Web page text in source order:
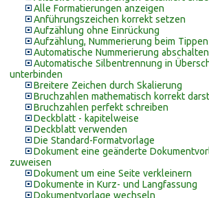
Alle Formatierungen anzeigen
Anführungszeichen korrekt setzen
Aufzählung ohne Einrückung
Aufzählung, Nummerierung beim Tippen
Automatische Nummerierung abschalten
Automatische Silbentrennung in
unterbinden
Breitere Zeichen durch Skalierung
Bruchzahlen mathematisch korrekt
Bruchzahlen perfekt schreiben
Deckblatt - kapitelweise
Deckblatt verwenden
Die Standard-Formatvorlage
Dokument eine geänderte
zuweisen
Dokument um eine Seite verkleinern
Dokumente in Kurz- und Langfassung
Dokumentvorlage wechseln